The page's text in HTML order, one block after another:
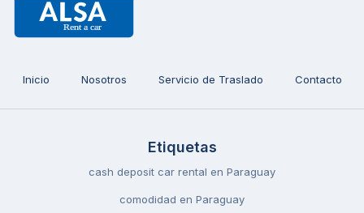
Inicio Nosotros Servicio de Traslado Contacto
Etiquetas
cash deposit car rental en Paraguay
comodidad en Paraguay